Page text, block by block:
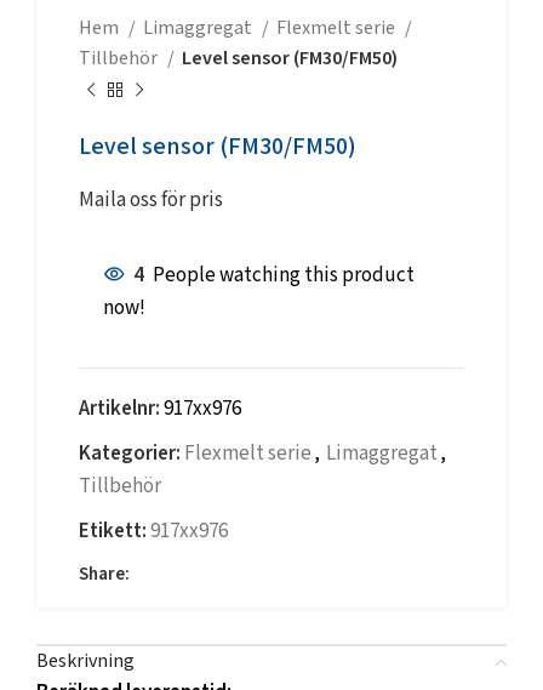
Hem Limaggregat
Flexmelt serie
Tillbehör
Level sensor (FM30/FM50)
Level sensor (FM30/FM50)
Maila oss för pris
4 People watching this product
now!
Artikelnr:917xx976
Kategorier: Flexmelt serie, Limaggregat,
Tillbehör
Etikett:917xx976
Share:
Beskrivning